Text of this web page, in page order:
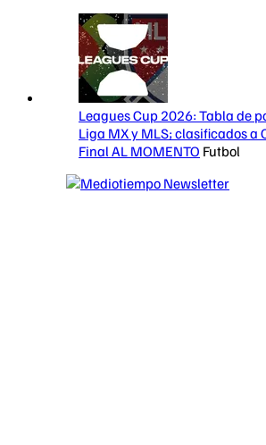
Leagues Cup 2026: Tabla de
Liga MX y MLS; clasificados a
Final AL MOMENTO Futbol